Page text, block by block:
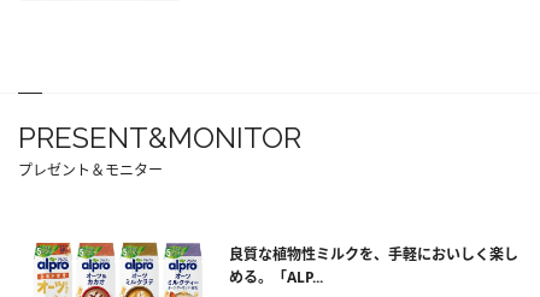
PRESENT&MONITOR
プレゼント＆モニター
良質な植物性ミルクを、手軽においしく楽し
める。「ALP...